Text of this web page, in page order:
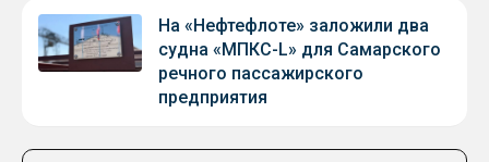
На «Нефтефлоте» заложили два
судна «МПКС-L» для Самарского
речного пассажирского
предприятия